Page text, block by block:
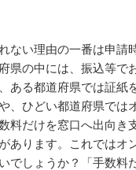
ない理由の一番は申請
県の中には、振込等で
ある都道府県では証紙
、ひどい都道府県では
料だけを窓口へ出向き
あります。これではオ
でしょうか？「手数料